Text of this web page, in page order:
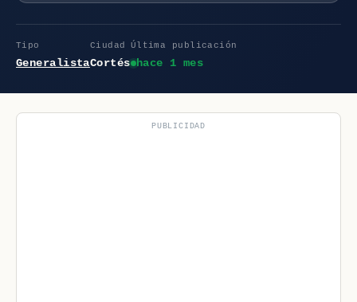
Tipo
Generalista
Ciudad
Cortés
Última publicación
hace 1 mes
PUBLICIDAD